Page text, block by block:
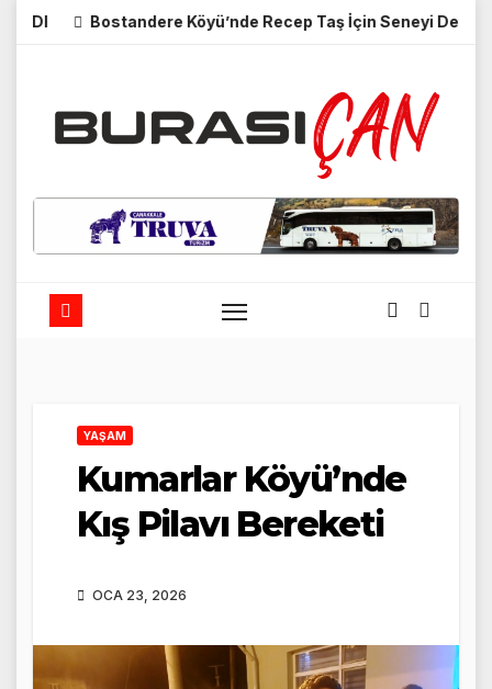
SkipBostandere Köyü’nde Recep Taş İçin Seneyi Devriye
YAŞAM
Kumarlar Köyü’nde
Kış Pilavı Bereketi
OCA 23, 2026